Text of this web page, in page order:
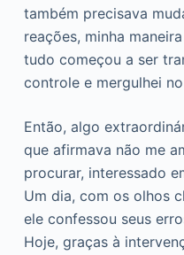
também precisava
reações, minha
tudo começou a ser
controle e mergulhei
Então, algo
que afirmava não me
procurar, interessado
Um dia, com os olhos
ele confessou seus
Hoje, graças à